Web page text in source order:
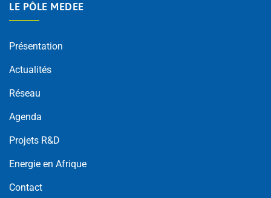
LE PÔLE MEDEE
Présentation
Actualités
Réseau
Agenda
Projets R&D
Energie en Afrique
Contact